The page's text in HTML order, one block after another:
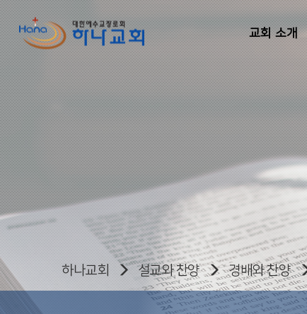
교회 소개
하나교회 설교와 찬양 경배와 찬양